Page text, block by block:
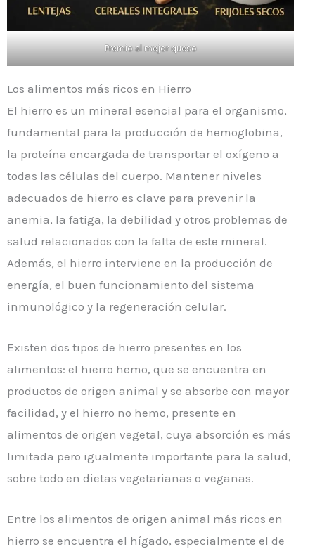
Premio al mejor queso
Los alimentos más ricos en Hierro
El hierro es un mineral esencial para el organismo,
fundamental para la producción de hemoglobina,
la proteína encargada de transportar el oxígeno a
todas las células del cuerpo. Mantener niveles
adecuados de hierro es clave para prevenir la
anemia, la fatiga, la debilidad y otros problemas de
salud relacionados con la falta de este mineral.
Además, el hierro interviene en la producción de
energía, el buen funcionamiento del sistema
inmunológico y la regeneración celular.
Existen dos tipos de hierro presentes en los
alimentos: el hierro hemo, que se encuentra en
productos de origen animal y se absorbe con mayor
facilidad, y el hierro no hemo, presente en
alimentos de origen vegetal, cuya absorción es más
limitada pero igualmente importante para la salud,
sobre todo en dietas vegetarianas o veganas.
Entre los alimentos de origen animal más ricos en
hierro se encuentra el hígado, especialmente el de